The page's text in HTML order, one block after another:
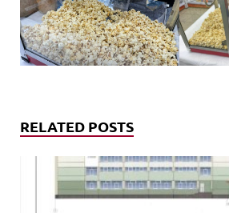
RELATED POSTS